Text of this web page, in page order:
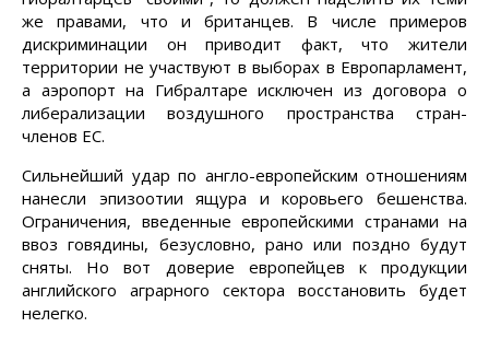
же правами, что и британцев. В числе примеров
дискриминации он приводит факт, что жители
территории не участвуют в выборах в Европарламент,
а аэропорт на Гибралтаре исключен из договора о
либерализации воздушного пространства стран-
членов ЕС.
Сильнейший удар по англо-европейским отношениям
нанесли эпизоотии ящура и коровьего бешенства.
Ограничения, введенные европейскими странами на
ввоз говядины, безусловно, рано или поздно будут
сняты. Но вот доверие европейцев к продукции
английского аграрного сектора восстановить будет
нелегко.